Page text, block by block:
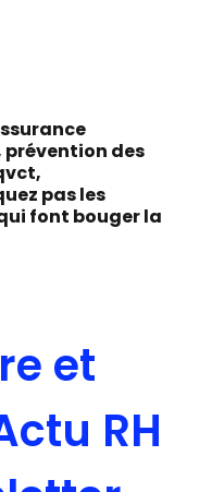
des
pas les
font bouger la
et
RH